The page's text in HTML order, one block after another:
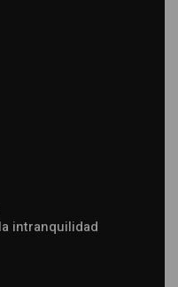
intranquilidad